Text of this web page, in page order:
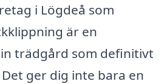
i Lögdeå som
är en
trädgård som definitivt
ger dig inte bara en